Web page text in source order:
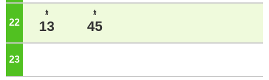
22
ｶ
13
ｶ
45
23